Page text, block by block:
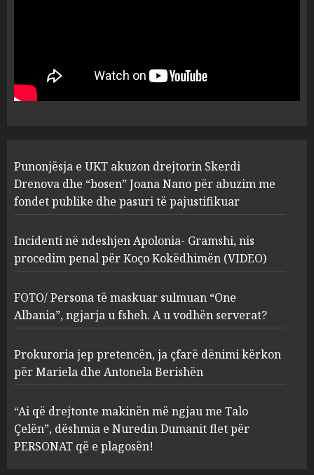
4
Mariela dhe Antonela
Berishën
MARCH 25, 2025
5
ngjau me Talo Çelën”,
dëshmia e Nuredin Dumanit
flet për PERSONAT që e
plagosën!
Punonjësja e UKT akuzon drejtorin Skerdi
Drenova dhe “bosen” Joana Nano për abuzim me
fondet publike dhe pasuri të pajustifikuar
Incidenti në ndeshjen Apolonia- Gramshi, nis
procedim penal për Koço Kokëdhimën (VIDEO)
FOTO/ Persona të maskuar sulmuan “One
Albania”, ngjarja u fsheh. A u vodhën serverat?
Prokuroria jep pretencën, ja çfarë dënimi kërkon
për Mariela dhe Antonela Berishën
“Ai që drejtonte makinën më ngjau me Talo
Çelën”, dëshmia e Nuredin Dumanit flet për
PERSONAT që e plagosën!